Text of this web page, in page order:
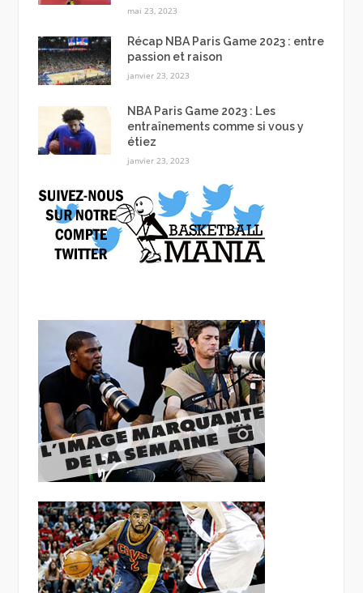
mai 23, 2023
Récap NBA Paris Game 2023 : entre
passion et raison
janvier 23, 2023
NBA Paris Game 2023 : Les
entraînements comme si vous y
étiez
janvier 23, 2023